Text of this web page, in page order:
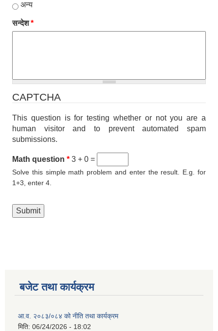
अन्य
सन्देश*
CAPTCHA
This question is for testing whether or not you are a
human visitor and to prevent automated spam
submissions.
Math question * 3 + 0 =
Solve this simple math problem and enter the result. E.g. for
1+3, enter 4.
बजेट तथा कार्यक्रम
आ.व. २०८३/०८४ को नीति तथा कार्यक्रम
मिति: 06/24/2026 - 18:02